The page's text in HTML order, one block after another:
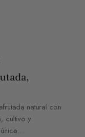
natural con
cultivo y